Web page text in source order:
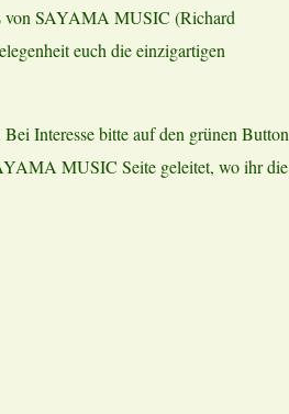
von SAYAMA MUSIC (Richard
euch die einzigartigen
Interesse bitte auf den grünen Button
MUSIC Seite geleitet, wo ihr die